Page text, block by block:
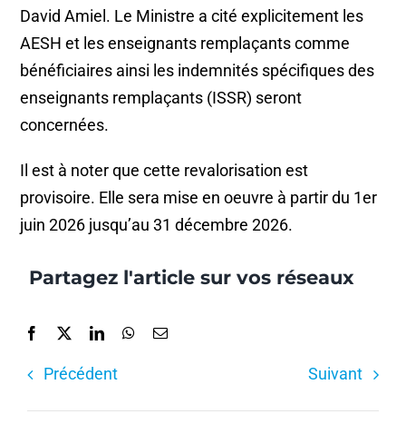
David Amiel. Le Ministre a cité explicitement les
AESH et les enseignants remplaçants comme
bénéficiaires ainsi les indemnités spécifiques des
enseignants remplaçants (ISSR) seront
concernées.
Il est à noter que cette revalorisation est
provisoire. Elle sera mise en oeuvre à partir du 1er
juin 2026 jusqu’au 31 décembre 2026.
Partagez l'article sur vos réseaux
Précédent Suivant